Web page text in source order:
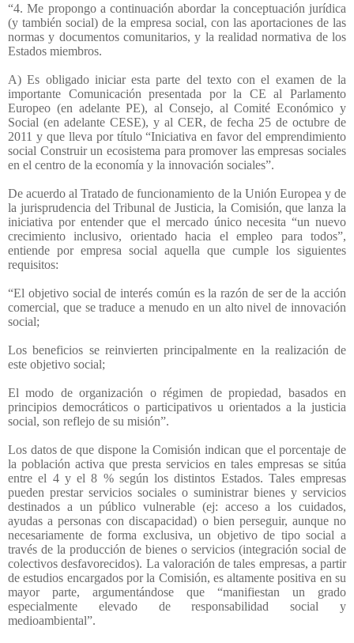
“4. Me propongo a continuación abordar la conceptuación jurídica
(y también social) de la empresa social, con las aportaciones de las
normas y documentos comunitarios, y la realidad normativa de los
Estados miembros.
A) Es obligado iniciar esta parte del texto con el examen de la
importante Comunicación presentada por la CE al Parlamento
Europeo (en adelante PE), al Consejo, al Comité Económico y
Social (en adelante CESE), y al CER, de fecha 25 de octubre de
2011 y que lleva por título “Iniciativa en favor del emprendimiento
social Construir un ecosistema para promover las empresas sociales
en el centro de la economía y la innovación sociales”.
De acuerdo al Tratado de funcionamiento de la Unión Europea y de
la jurisprudencia del Tribunal de Justicia, la Comisión, que lanza la
iniciativa por entender que el mercado único necesita “un nuevo
crecimiento inclusivo, orientado hacia el empleo para todos”,
entiende por empresa social aquella que cumple los siguientes
requisitos:
“El objetivo social de interés común es la razón de ser de la acción
comercial, que se traduce a menudo en un alto nivel de innovación
social;
Los beneficios se reinvierten principalmente en la realización de
este objetivo social;
El modo de organización o régimen de propiedad, basados en
principios democráticos o participativos u orientados a la justicia
social, son reflejo de su misión”.
Los datos de que dispone la Comisión indican que el porcentaje de
la población activa que presta servicios en tales empresas se sitúa
entre el 4 y el 8 % según los distintos Estados. Tales empresas
pueden prestar servicios sociales o suministrar bienes y servicios
destinados a un público vulnerable (ej: acceso a los cuidados,
ayudas a personas con discapacidad) o bien perseguir, aunque no
necesariamente de forma exclusiva, un objetivo de tipo social a
través de la producción de bienes o servicios (integración social de
colectivos desfavorecidos). La valoración de tales empresas, a partir
de estudios encargados por la Comisión, es altamente positiva en su
mayor parte, argumentándose que “manifiestan un grado
especialmente elevado de responsabilidad social y
medioambiental”.